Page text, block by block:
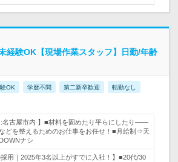
経験OK【現場作業スタッフ】日勤/年齢
OK 学歴不問 第二新卒歓迎 転勤なし
:名古屋市内 】■材料を固めたり平らにしたり――
どを整えるためのお仕事をお任せ！■月給制⇒天
ナシ
採用｜2025年3名以上がすでに入社！】■20代/30